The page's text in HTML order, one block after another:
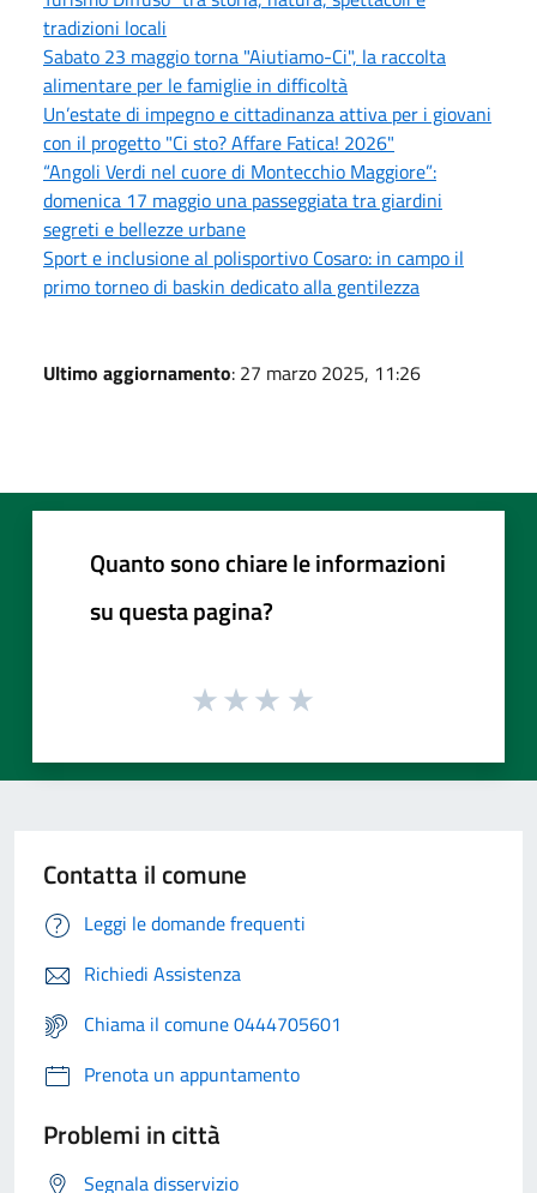
tradizioni locali
Sabato 23 maggio torna "Aiutiamo-Ci", la raccolta
alimentare per le famiglie in difficoltà
Un’estate di impegno e cittadinanza attiva per i giovani
con il progetto "Ci sto? Affare Fatica! 2026"
“Angoli Verdi nel cuore di Montecchio Maggiore”:
domenica 17 maggio una passeggiata tra giardini
segreti e bellezze urbane
Sport e inclusione al polisportivo Cosaro: in campo il
primo torneo di baskin dedicato alla gentilezza
Ultimo aggiornamento: 27 marzo 2025, 11:26
Quanto sono chiare le informazioni
su questa pagina?
Contatta il comune
Leggi le domande frequenti
Richiedi Assistenza
Chiama il comune 0444705601
Prenota un appuntamento
Problemi in città
Segnala disservizio